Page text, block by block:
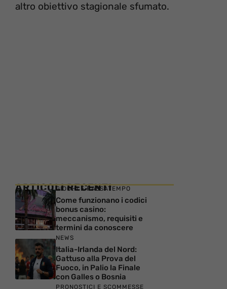
altro obiettivo stagionale sfumato.
ARTICOLI RECENTI
GIOCHI E PASSATEMPO
Come funzionano i codici
bonus casino:
meccanismo, requisiti e
termini da conoscere
NEWS
Italia-Irlanda del Nord:
Gattuso alla Prova del
Fuoco, in Palio la Finale
con Galles o Bosnia
PRONOSTICI E SCOMMESSE